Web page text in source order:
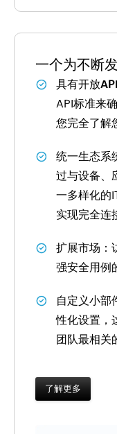
一个为不断
具有开放
API标准来
您完全了解
统一生态系
过与设备、
一多样化的
实现完全连
扩展市场
强安全用例
自定义小部
性化设置，
团队最相关
了解更多